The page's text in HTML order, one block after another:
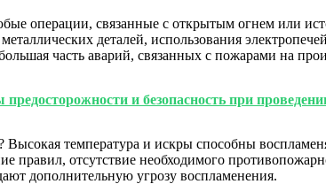
операции, связанные с открытым огнем или
деталей, использования
часть аварий, связанных с пожарами на
и безопасность при
температура и искры способны
правил, отсутствие необходимого
дополнительную угрозу воспламенения.